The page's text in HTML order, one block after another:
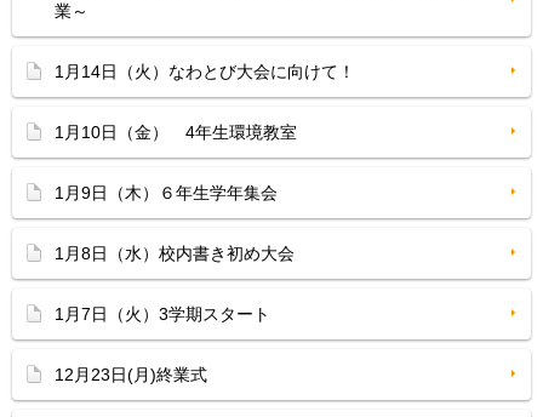
業～
1月14日（火）なわとび大会に向けて！
1月10日（金） 4年生環境教室
1月9日（木）６年生学年集会
1月8日（水）校内書き初め大会
1月7日（火）3学期スタート
12月23日(月)終業式